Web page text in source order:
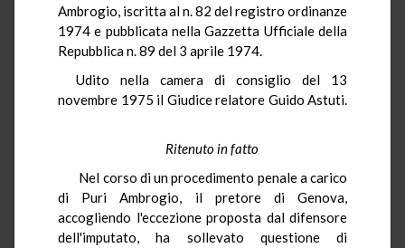
Ambrogio, iscritta al n. 82 del registro ordinanze
1974 e pubblicata nella Gazzetta Ufficiale della
Repubblica n. 89 del 3 aprile 1974.
Udito nella camera di consiglio del 13
novembre 1975 il Giudice relatore Guido Astuti.
Ritenuto in fatto
Nel corso di un procedimento penale a carico
di Puri Ambrogio, il pretore di Genova,
accogliendo l'eccezione proposta dal difensore
dell'imputato, ha sollevato questione di